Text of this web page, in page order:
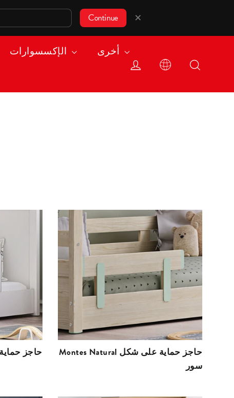
Continue ✕
Log in
Montes White حاجز حماية
Montes Natural حاجز حماية على شكل
سور